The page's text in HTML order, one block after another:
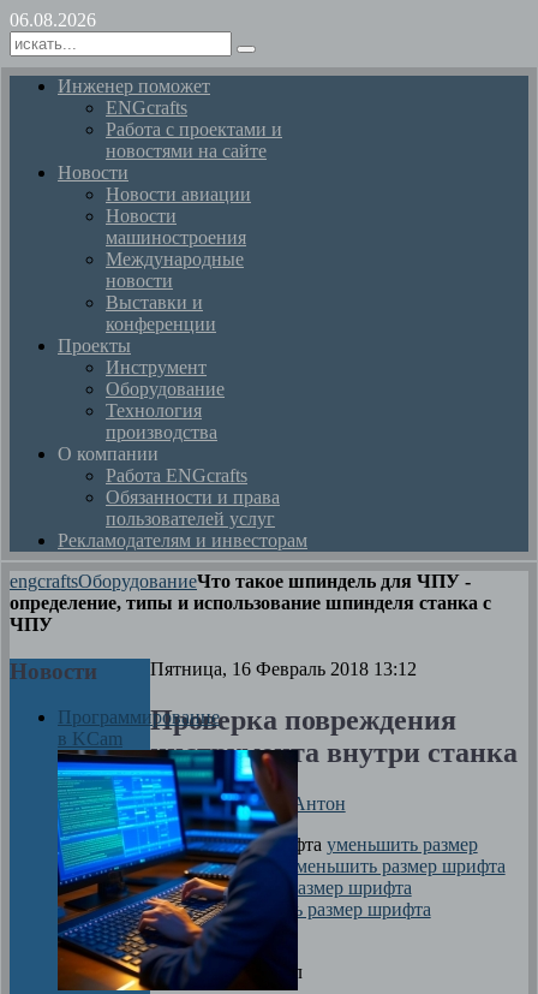
06.08.2026
Инженер поможет
ENGcrafts
Работа с проектами и
новостями на сайте
Новости
Новости авиации
Новости
машиностроения
Международные
новости
Выставки и
конференции
Проекты
Инструмент
Оборудование
Технология
производства
О компании
Работа ENGcrafts
Обязанности и права
пользователей услуг
Рекламодателям и инвесторам
engcraftsОборудованиеЧто такое шпиндель для ЧПУ -
определение, типы и использование шпинделя станка с
ЧПУ
Пятница, 16 Февраль 2018 13:12
Проверка повреждения
инструмента внутри станка
АвторСмирнов Антон
размер шрифта уменьшить размер
шрифта
увеличить размер шрифта
Печать
Оцените материал
Новости
Программирование
в KCam